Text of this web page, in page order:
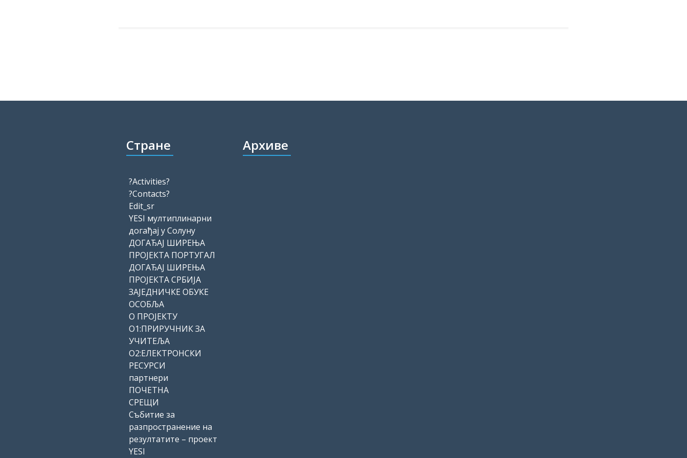
Стране
?Activities?
?Contacts?
Edit_sr
YESI мултиплинарни
догађај у Солуну
ДОГАЂАЈ ШИРЕЊА
ПРОЈЕКТА ПОРТУГАЛ
ДОГАЂАЈ ШИРЕЊА
ПРОЈЕКТА СРБИЈА
ЗАЈЕДНИЧКЕ ОБУКЕ
ОСОБЉА
О ПРОЈЕКТУ
О1:ПРИРУЧНИК ЗА
УЧИТЕЉА
О2:ЕЛЕКТРОНСКИ
РЕСУРСИ
партнери
ПОЧЕТНА
СРЕЩИ
Събитие за
разпространение на
резултатите – проект
YESI
Архиве